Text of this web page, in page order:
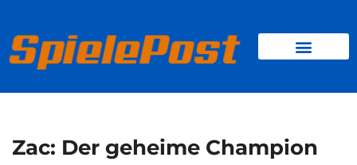
springen
Zac: Der geheime Champion